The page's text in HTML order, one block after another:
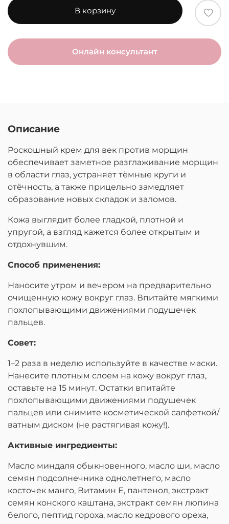
В корзину
Онлайн консультант
Описание
Роскошный крем для век против морщин
обеспечивает заметное разглаживание морщин
в области глаз, устраняет тёмные круги и
отёчность, а также прицельно замедляет
образование новых складок и заломов.
Кожа выглядит более гладкой, плотной и
упругой, а взгляд кажется более открытым и
отдохнувшим.
Способ применения:
Наносите утром и вечером на предварительно
очищенную кожу вокруг глаз. Впитайте мягкими
похлопывающими движениями подушечек
пальцев.
Совет:
1–2 раза в неделю используйте в качестве маски.
Нанесите плотным слоем на кожу вокруг глаз,
оставьте на 15 минут. Остатки впитайте
похлопывающими движениями подушечек
пальцев или снимите косметической салфеткой/
ватным диском (не растягивая кожу!).
Активные ингредиенты:
Масло миндаля обыкновенного, масло ши, масло
семян подсолнечника однолетнего, масло
косточек манго, Витамин E, пантенол, экстракт
семян конского каштана, экстракт семян люпина
белого, пептид гороха, масло кедрового ореха,